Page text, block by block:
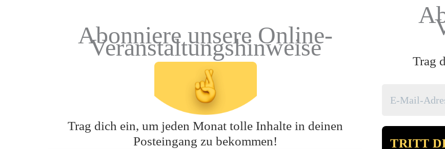
Abonniere unsere Online-
Veranstaltungshinweise
Trag dich ein, um jeden Monat tolle Inhalte in deinen
Posteingang zu bekommen!
Trag